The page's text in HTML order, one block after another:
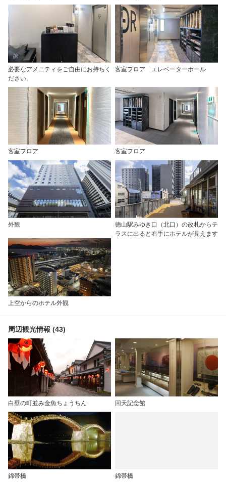
必要なアメニティをご自由にお持ちく
ださい。
客室フロア エレベーターホール
客室フロア 客室フロア
外観
徳山駅みゆき口（北口）の改札からテ
ラスに出ると右手にホテルが見えます
上空からのホテル外観
周辺観光情報 (43)
白壁の町並み金魚ちょうちん 回天記念館
錦帯橋 錦帯橋